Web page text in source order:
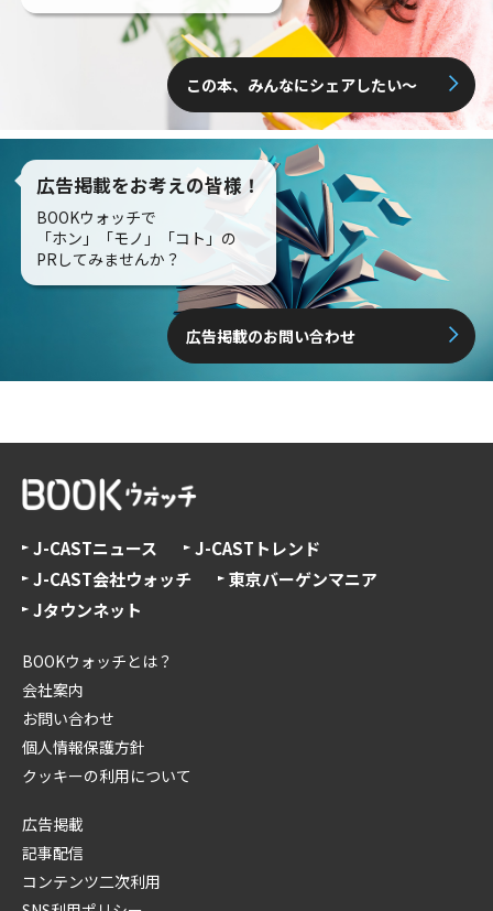
この本、みんなにシェアしたい〜
広告掲載をお考えの皆様！
BOOKウォッチで
「ホン」「モノ」「コト」の
PRしてみませんか？
広告掲載のお問い合わせ
J-CASTニュース
J-CASTトレンド
J-CAST会社ウォッチ
東京バーゲンマニア
Jタウンネット
BOOKウォッチとは？
会社案内
お問い合わせ
個人情報保護方針
クッキーの利用について
広告掲載
記事配信
コンテンツ二次利用